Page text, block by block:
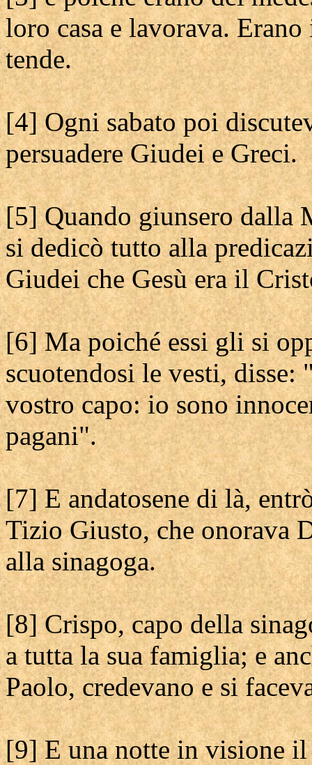
loro casa e lavorava.
tende.
[4] Ogni sabato poi
persuadere Giudei e Greci.
[5] Quando giunsero dalla
si dedicò tutto alla
Giudei che Gesù era il
[6] Ma poiché essi gli si
scuotendosi le vesti, disse:
vostro capo: io sono
pagani".
[7] E andatosene di là,
Tizio Giusto, che onorava
alla sinagoga.
[8] Crispo, capo della
a tutta la sua famiglia; e
Paolo, credevano e si
[9] E una notte in visione